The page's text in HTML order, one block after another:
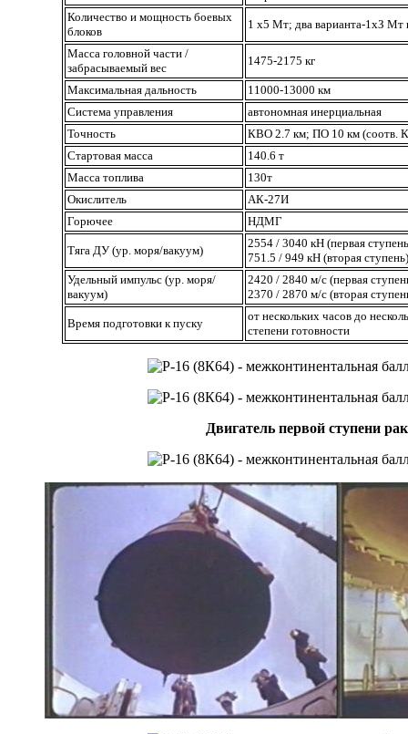
Количество и мощность боевых
блоков
1 х5 Мт; два варианта-1хЗ Мт
Масса головной части /
забрасываемый вес
1475-2175 кг
Максимальная дальность
11000-13000 км
Система управления
автономная инерциальная
Точность
КВО 2.7 км; ПО 10 км (соотв.
Стартовая масса
140.6 т
Масса топлива
130т
Окислитель
АК-27И
Горючее
НДМГ
Тяга ДУ (ур. моря/вакуум)
2554 / 3040 кН (первая
751.5 / 949 кН (вторая ступень)
Удельный импульс (ур. моря/
вакуум)
2420 / 2840 м/с (первая
2370 / 2870 м/с (вторая
Время подготовки к пуску
от нескольких часов до
степени готовности
Двигатель первой ступени